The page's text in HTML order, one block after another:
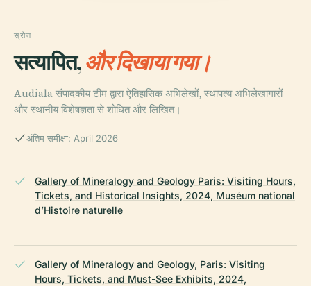
स्रोत
सत्यापित,और दिखाया गया।
Audiala संपादकीय टीम द्वारा ऐतिहासिक अभिलेखों, स्थापत्य अभिलेखागारों
और स्थानीय विशेषज्ञता से शोधित और लिखित।
अंतिम समीक्षा: April 2026
Gallery of Mineralogy and Geology Paris: Visiting Hours,
Tickets, and Historical Insights, 2024, Muséum national
d’Histoire naturelle
Gallery of Mineralogy and Geology, Paris: Visiting
Hours, Tickets, and Must-See Exhibits, 2024,